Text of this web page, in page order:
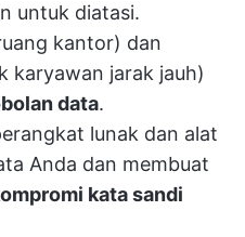
untuk diatasi.
kantor) dan
karyawan jarak jauh)
data.
lunak dan alat
Anda dan membuat
kata sandi